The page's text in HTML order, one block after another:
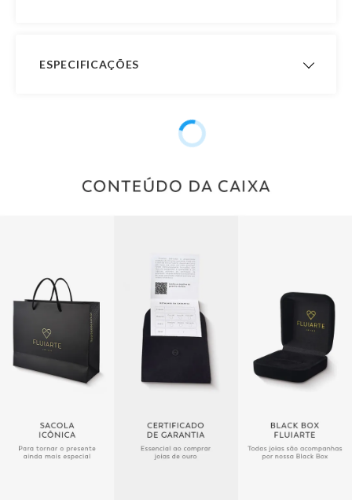
ESPECIFICAÇÕES
Zircônia
Feminino
Acabamento Polido